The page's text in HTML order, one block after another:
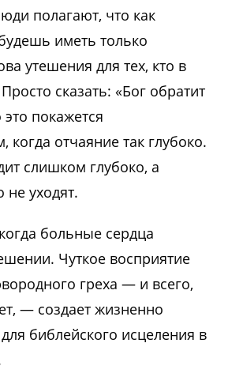
полагают, что как
иметь только
утешения для тех, кто в
сказать: «Бог обратит
покажется
отчаяние так глубоко.
слишком глубоко, а
не уходят.
больные сердца
Чуткое восприятие
греха — и всего,
— создает жизненно
библейского исцеления в